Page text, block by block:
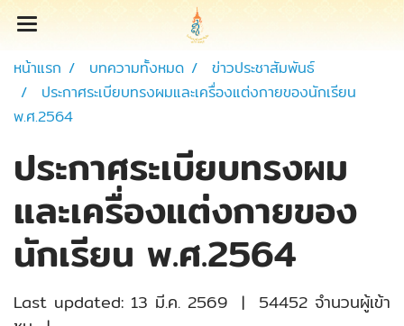
หน้าแรก บทความทั้งหมด
ข่าวประชาสัมพันธ์
ประกาศระเบียบทรงผมและเครื่องแต่งกายของนักเรียน
พ.ศ.2564
ประกาศระเบียบทรงผม
และเครื่องแต่งกายของ
นักเรียน พ.ศ.2564
Last updated: 13 มี.ค. 2569 | 54452 จำนวนผู้เข้า